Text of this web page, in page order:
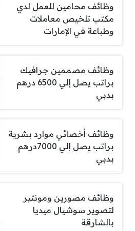
وظائف محامين للعمل لدي
مكتب تلخيص معاملات
وطباعة في الإمارات
وظائف مصممين جرافيك
براتب يصل إلي 6500 درهم
بدبي
وظائف أخصائي موارد بشرية
براتب يصل إلي 7000درهم
بدبي
وظائف مصورين ومونتير
لتصوير سوشيال ميديا
بالشارقة